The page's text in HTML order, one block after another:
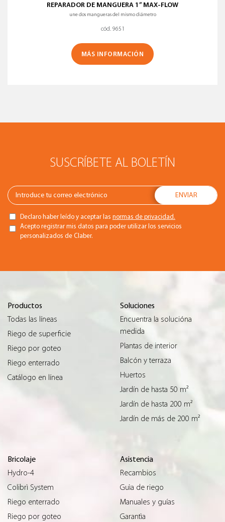
REPARADOR DE MANGUERA 1” MAX-FLOW
une dos mangueras del mismo diámetro
cód. 9651
MÁS INFORMACIÓN
SUSCRÍBETE AL BOLETÍN
Declaro haber leído y aceptar las normas de privacidad.
Acepto registrar mis datos para poder utilizar los servicios
personalizados de Claber.
Productos
Todas las líneas
Riego de superficie
Riego por goteo
Riego enterrado
Catálogo en línea
Soluciones
Encuentra la solucióna
medida
Plantas de interior
Balcón y terraza
Huertos
Jardín de hasta 50 m²
Jardín de hasta 200 m²
Jardín de más de 200 m²
Bricolaje
Hydro-4
Colibrì System
Riego enterrado
Riego por goteo
Asistencia
Recambios
Guìa de riego
Manuales y guías
Garantìa